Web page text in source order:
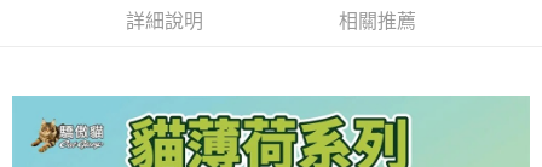
AFTEE先享後付
AFTEE先享後付是「在收到商品之後才付款」的支付方式。 讓您購物簡單
便利好安心！
１．簡單：不需註冊會員、不需綁卡、不需儲值。
詳細說明 相關推薦